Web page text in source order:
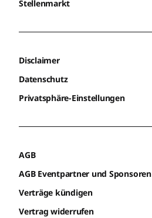
Stellenmarkt
Disclaimer
Datenschutz
Privatsphäre-Einstellungen
AGB
AGB Eventpartner und Sponsoren
Verträge kündigen
Vertrag widerrufen